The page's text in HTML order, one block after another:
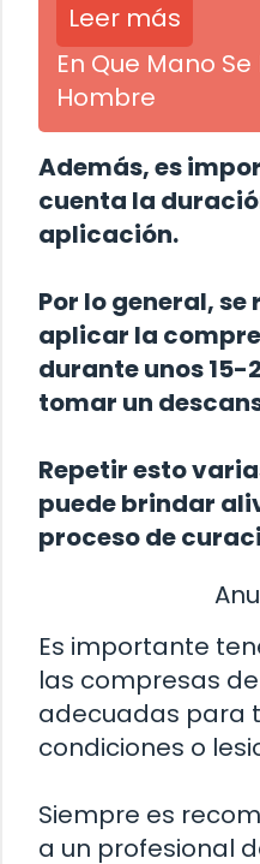
Leer más
En Que Mano
Hombre
Además, es
cuenta la
aplicación.
Por lo general,
aplicar la
durante unos 15-
tomar un
Repetir esto
puede brindar
proceso de
Es importante
las compresas
adecuadas para
condiciones o
Siempre es
a un profesional